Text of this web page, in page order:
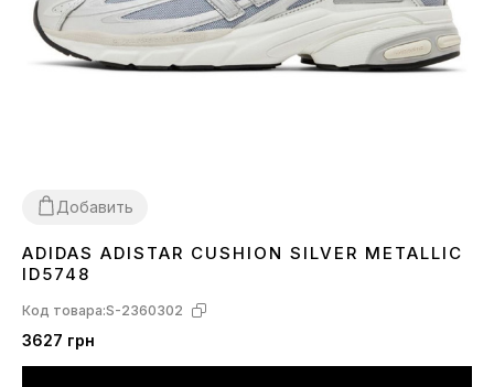
Добавить
41 42434445
ADIDAS ADISTAR CUSHION SILVER METALLIC
ID5748
Код товара:S-2360302
3627 грн